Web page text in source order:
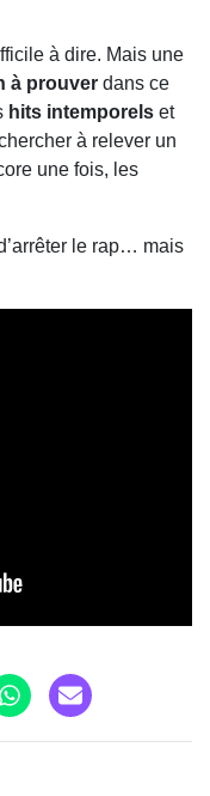
à dire. Mais une
à prouver dans ce
hits intemporels et
à relever un
une fois, les
le rap… mais